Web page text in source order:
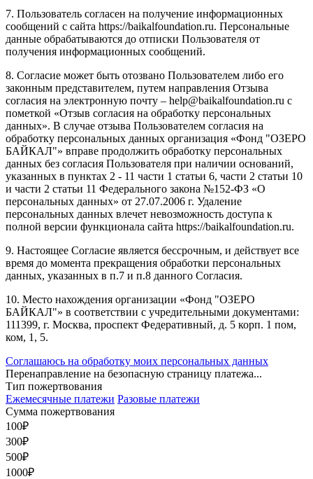
7. Пользователь согласен на получение информационных
сообщений с сайта https://baikalfoundation.ru. Персональные
данные обрабатываются до отписки Пользователя от
получения информационных сообщений.
8. Согласие может быть отозвано Пользователем либо его
законным представителем, путем направления Отзыва
согласия на электронную почту – help@baikalfoundation.ru с
пометкой «Отзыв согласия на обработку персональных
данных». В случае отзыва Пользователем согласия на
обработку персональных данных организация «Фонд "ОЗЕРО
БАЙКАЛ"» вправе продолжить обработку персональных
данных без согласия Пользователя при наличии оснований,
указанных в пунктах 2 - 11 части 1 статьи 6, части 2 статьи 10
и части 2 статьи 11 Федерального закона №152-ФЗ «О
персональных данных» от 27.07.2006 г. Удаление
персональных данных влечет невозможность доступа к
полной версии функционала сайта https://baikalfoundation.ru.
9. Настоящее Согласие является бессрочным, и действует все
время до момента прекращения обработки персональных
данных, указанных в п.7 и п.8 данного Согласия.
10. Место нахождения организации «Фонд "ОЗЕРО
БАЙКАЛ"» в соответствии с учредительными документами:
111399, г. Москва, проспект Федеративный, д. 5 корп. 1 пом,
ком, 1, 5.
Соглашаюсь на обработку моих персональных данных
Перенаправление на безопасную страницу платежа...
Тип пожертвования
Ежемесячные платежи Разовые платежи
Сумма пожертвования
100₽
300₽
500₽
1000₽